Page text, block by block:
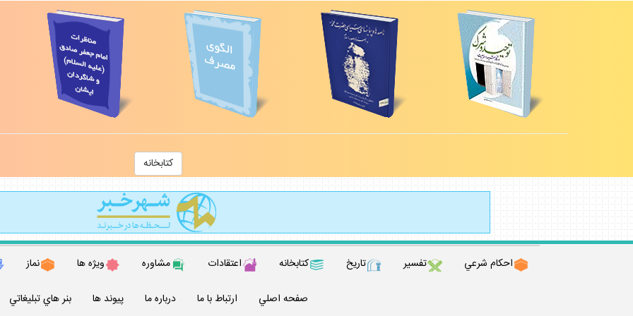
كتابخانه
احكام شرعي تفسير تاريخ كتابخانه اعتقادات مشاوره ويژه ها نماز
صفحه اصلي ارتباط با ما درباره ما پيوند ها بنر هاي تبليغاتي